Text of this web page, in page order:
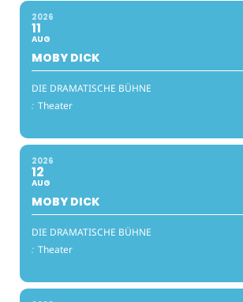
2026
11
AUG
MOBY DICK
DIE DRAMATISCHE BÜHNE
: Theater
2026
12
AUG
MOBY DICK
DIE DRAMATISCHE BÜHNE
: Theater